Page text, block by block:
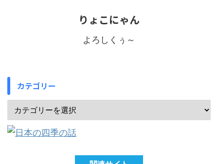
りょこにゃん
よろしくぅ～
カテゴリー